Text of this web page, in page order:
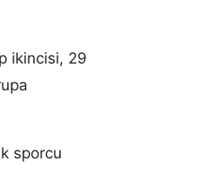
ikincisi, 29
sporcu